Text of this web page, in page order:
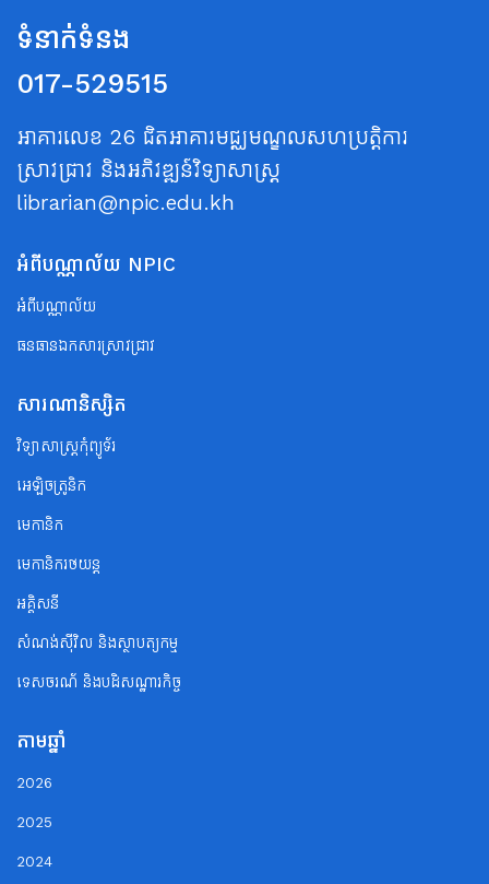
ទំនាក់ទំនង
017-529515
អាគារលេខ 26 ជិតអាគារមជ្ឈមណ្ឌលសហប្រត្តិការ
ស្រាវជ្រាវ និងអភិវឌ្ឍន៍វិទ្យាសាស្ត្រ
librarian@npic.edu.kh
អំពីបណ្ណាល័យ NPIC
អំពីបណ្ណាល័យ
ធនធានឯកសារស្រាវជ្រាវ
សារណានិស្សិត
វិទ្យាសាស្ត្រកុំព្យូទ័រ
អេឡិចត្រូនិក
មេកានិក
មេកានិករថយន្ត
អគ្គិសនី
សំណង់ស៊ីវិល និងស្ថាបត្យកម្ម
ទេសចរណ័ និងបដិសណ្ឋារកិច្ច
តាមឆ្នាំ
2026
2025
2024